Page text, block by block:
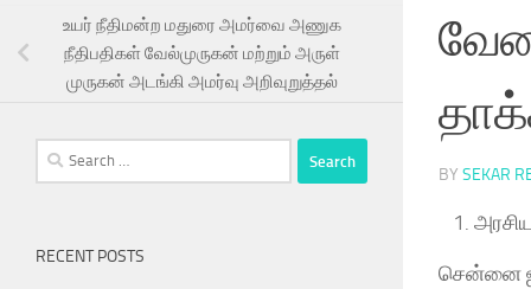
BY SEKAR
சென்னை
உயர் நீதிமன்ற மதுரை அமர்வை அணுக
நீதிபதிகள் வேல்முருகன் மற்றும் அருள்
முருகன் அடங்கி அமர்வு அறிவுறுத்தல்
Search
for:
RECENT POSTS